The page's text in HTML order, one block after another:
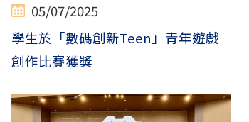
05/07/2025
學生於「數碼創新Teen」青年遊戲
創作比賽獲獎